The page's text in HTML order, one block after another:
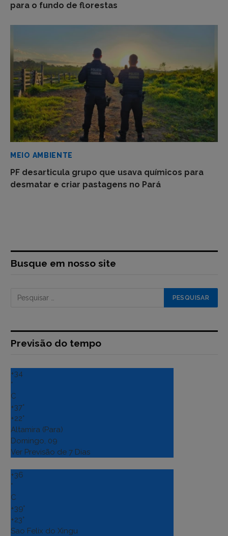
para o fundo de florestas
MEIO AMBIENTE
PF desarticula grupo que usava químicos para
desmatar e criar pastagens no Pará
Busque em nosso site
Previsão do tempo
+34
°
C
+37°
+22°
Altamira (Para)
Domingo, 09
Ver Previsão de 7 Dias
+36
°
C
+39°
+23°
Sao Felix do Xingu